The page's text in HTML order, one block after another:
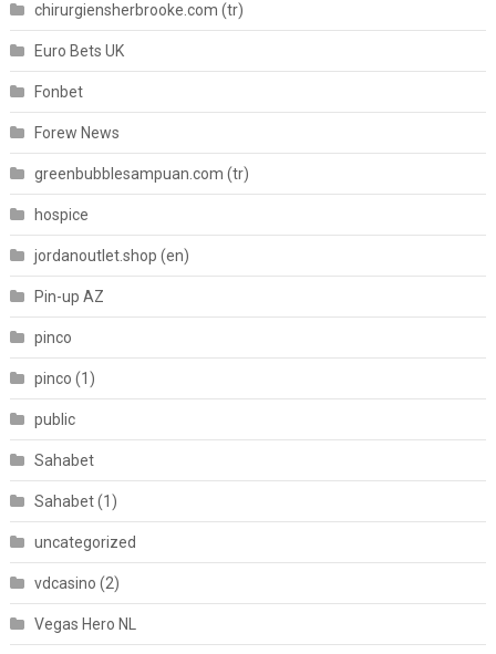
chirurgiensherbrooke.com (tr)
Euro Bets UK
Fonbet
Forew News
greenbubblesampuan.com (tr)
hospice
jordanoutlet.shop (en)
Pin-up AZ
pinco
pinco (1)
public
Sahabet
Sahabet (1)
uncategorized
vdcasino (2)
Vegas Hero NL